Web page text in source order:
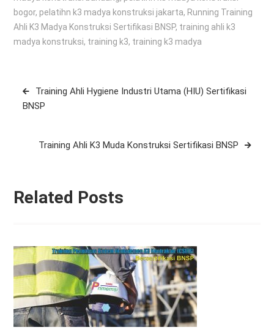
bogor, pelatihn k3 madya konstruksi jakarta, Running Training
Ahli K3 Madya Konstruksi Sertifikasi BNSP, training ahli k3
madya konstruksi, training k3, training k3 madya
Post
navigation
Training Ahli Hygiene Industri Utama (HIU) Sertifikasi
BNSP
Training Ahli K3 Muda Konstruksi Sertifikasi BNSP
Related Posts